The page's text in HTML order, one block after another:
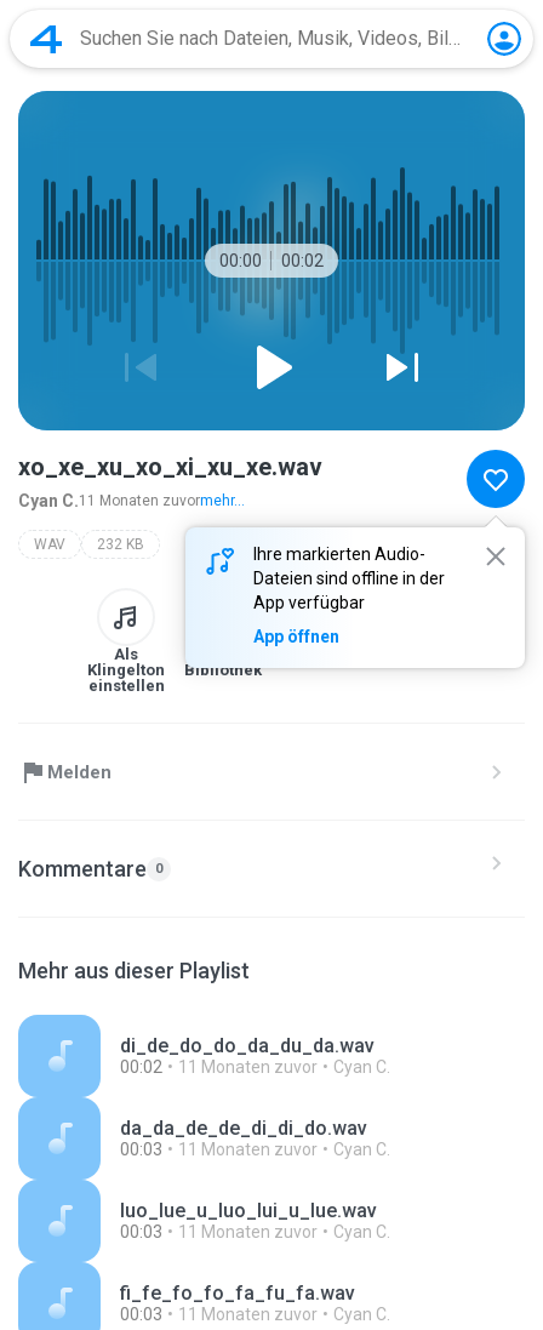
00:00 00:02
Ihre markierten Audio-
Dateien sind offline in der
App verfügbar
App öffnen
xo_xe_xu_xo_xi_xu_xe.wav
Cyan C.11 Monaten zuvormehr...
WAV 232 KB
Als
Klingelton
einstellen
Bibliothek
Melden
Kommentare 0
Mehr aus dieser Playlist
di_de_do_do_da_du_da.wav
00:02 11 Monaten zuvor Cyan C.
da_da_de_de_di_di_do.wav
00:03 11 Monaten zuvor Cyan C.
luo_lue_u_luo_lui_u_lue.wav
00:03 11 Monaten zuvor Cyan C.
fi_fe_fo_fo_fa_fu_fa.wav
00:03 11 Monaten zuvor Cyan C.